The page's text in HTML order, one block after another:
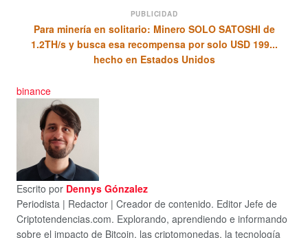
PUBLICIDAD
Para minería en solitario: Minero SOLO SATOSHI de
1.2TH/s y busca esa recompensa por solo USD 199...
hecho en Estados Unidos
binance
Escrito por Dennys Gónzalez
Periodista | Redactor | Creador de contenido. Editor Jefe de
Criptotendencias.com. Explorando, aprendiendo e informando
sobre el impacto de Bitcoin, las criptomonedas, la tecnología